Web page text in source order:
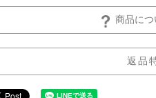
商品に
返品